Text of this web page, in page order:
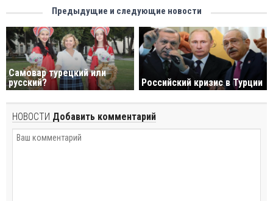
Предыдущие и следующие новости
Самовар турецкий или
русский?
Российский кризис в Турции
НОВОСТИ Добавить комментарий